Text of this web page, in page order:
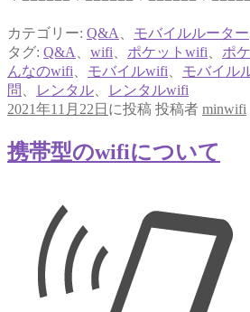
カテゴリー: Q&A
モバイルルーター
タグ: Q&A wifi ポケットwifi ポ
んなのwifi
モバイルwifi モバイル
問
レンタル
レンタルwifi
2021年11月22日 に投稿 投稿者 minwifi
携帯型のwifiについて